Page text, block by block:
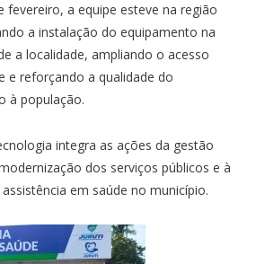
fevereiro, a equipe esteve na região
a instalação do equipamento na
a localidade, ampliando o acesso
e reforçando a qualidade do
à população.
integra as ações da gestão
dos serviços públicos e à
em saúde no município.